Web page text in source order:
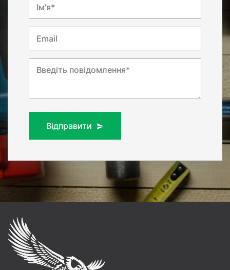
Ім'я*
Email
Введіть повідомлення*
Відправити